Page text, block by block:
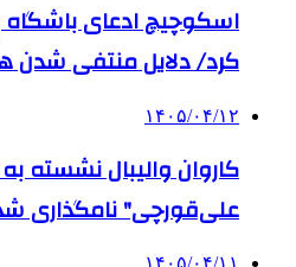
اسکوچیچ ادعای
کرد/ دلایل منتفی شدن
۱۴۰۵/۰۴/۱۲
کاروان والیبال نشسته
علی‌قورچی" نامگذاری